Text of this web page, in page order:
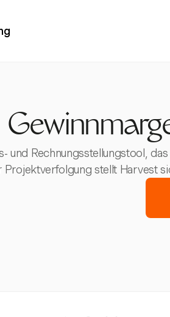
und Rechnungsstellungstool,
Projektverfolgung stellt Harvest